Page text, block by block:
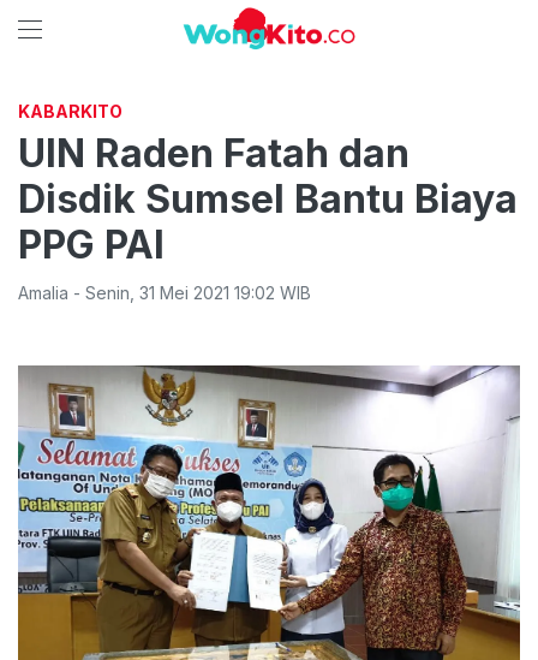
KABARKITO
UIN Raden Fatah dan
Disdik Sumsel Bantu Biaya
PPG PAI
Amalia - Senin 31 Mei 2021 19:02 WIB